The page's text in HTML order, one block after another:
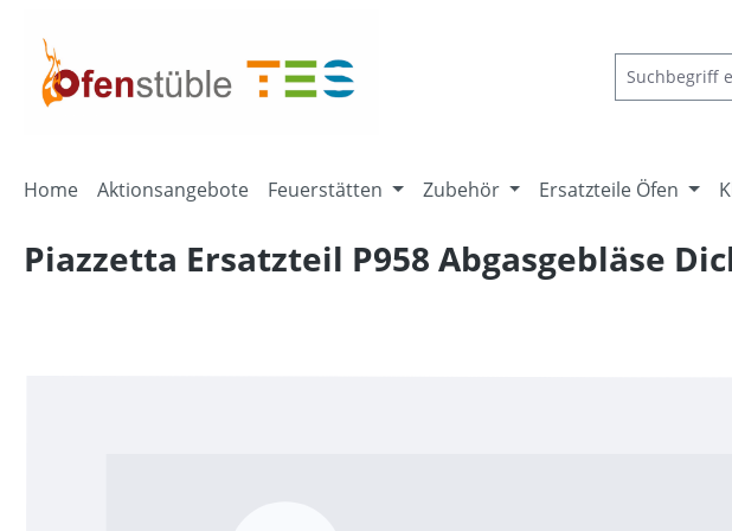
Home Aktionsangebote Feuerstätten Zubehör Ersatzteile Öfen
Piazzetta Ersatzteil P958 Abgasgebläse